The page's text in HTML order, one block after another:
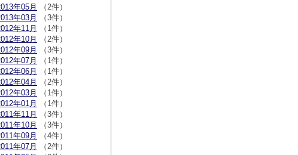
年05月
（2件）
年03月
（3件）
年11月
（1件）
年10月
（2件）
年09月
（3件）
年07月
（1件）
年06月
（1件）
年04月
（2件）
年03月
（1件）
年01月
（1件）
年11月
（3件）
年10月
（3件）
年09月
（4件）
年07月
（2件）